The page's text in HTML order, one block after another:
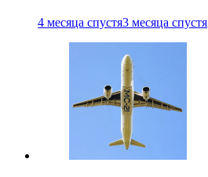
4 месяца спустя3 месяца спустя